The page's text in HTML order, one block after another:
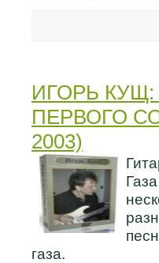
ИГОРЬ
ПЕРВОГО
2003)
газа.